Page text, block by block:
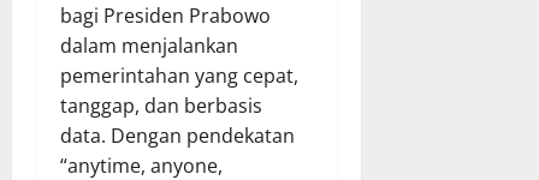
bagi Presiden Prabowo
dalam menjalankan
pemerintahan yang cepat,
tanggap, dan berbasis
data. Dengan pendekatan
“anytime, anyone,